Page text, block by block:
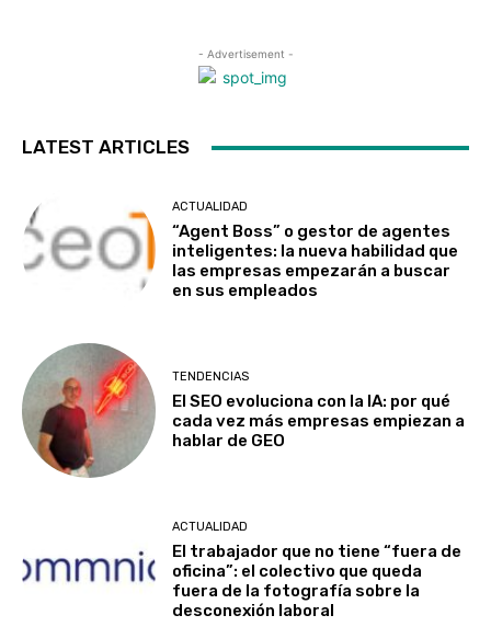
- Advertisement -
LATEST ARTICLES
ACTUALIDAD
“Agent Boss” o gestor de agentes
inteligentes: la nueva habilidad que
las empresas empezarán a buscar
en sus empleados
TENDENCIAS
El SEO evoluciona con la IA: por qué
cada vez más empresas empiezan a
hablar de GEO
ACTUALIDAD
El trabajador que no tiene “fuera de
oficina”: el colectivo que queda
fuera de la fotografía sobre la
desconexión laboral